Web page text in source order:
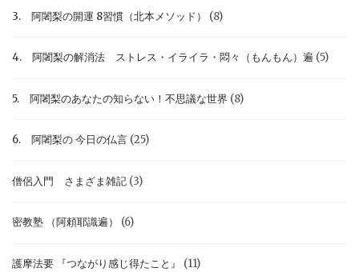
3. 阿闍梨の開運 8習慣（北本メソッド） (8)
4. 阿闍梨の解消法 ストレス・イライラ・悶々（もんもん）遍 (5)
5. 阿闍梨のあなたの知らない！不思議な世界 (8)
6. 阿闍梨の 今日の仏言 (25)
僧侶入門 さまざま雑記 (3)
密教塾 （阿頼耶識遍） (6)
護摩法要 『つながり感じ得たこと』 (11)